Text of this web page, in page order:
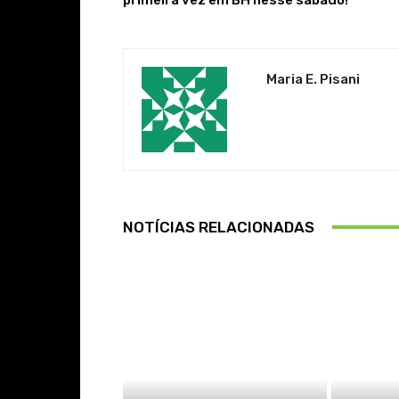
Maria E. Pisani
NOTÍCIAS RELACIONADAS